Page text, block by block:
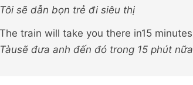
Tôi sẽ dẫn bọn trẻ đi siêu thị
The train will take you there in15 minutes
Tàusẽ đưa anh đến đó trong 15 phút nữa